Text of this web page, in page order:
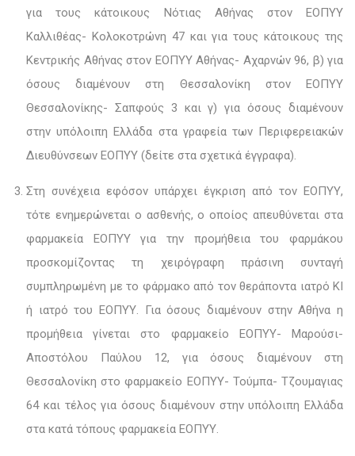
για τους κάτοικους Νότιας Αθήνας στον ΕΟΠΥΥ
Καλλιθέας- Κολοκοτρώνη 47 και για τους κάτοικους της
Κεντρικής Αθήνας στον ΕΟΠΥΥ Αθήνας- Αχαρνών 96, β) για
όσους διαμένουν στη Θεσσαλονίκη στον ΕΟΠΥΥ
Θεσσαλονίκης- Σαπφούς 3 και γ) για όσους διαμένουν
στην υπόλοιπη Ελλάδα στα γραφεία των Περιφερειακών
Διευθύνσεων ΕΟΠΥΥ (δείτε στα σχετικά έγγραφα).
Στη συνέχεια εφόσον υπάρχει έγκριση από τον ΕΟΠΥΥ,
τότε ενημερώνεται ο ασθενής, ο οποίος απευθύνεται στα
φαρμακεία ΕΟΠΥΥ για την προμήθεια του φαρμάκου
προσκομίζοντας τη χειρόγραφη πράσινη συνταγή
συμπληρωμένη με το φάρμακο από τον θεράποντα ιατρό ΚΙ
ή ιατρό του ΕΟΠΥΥ. Για όσους διαμένουν στην Αθήνα η
προμήθεια γίνεται στο φαρμακείο ΕΟΠΥΥ- Μαρούσι-
Αποστόλου Παύλου 12, για όσους διαμένουν στη
Θεσσαλονίκη στο φαρμακείο ΕΟΠΥΥ- Τούμπα- Τζουμαγιας
64 και τέλος για όσους διαμένουν στην υπόλοιπη Ελλάδα
στα κατά τόπους φαρμακεία ΕΟΠΥY